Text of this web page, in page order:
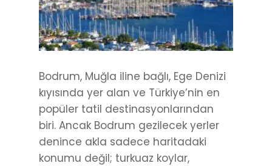
Bodrum, Muğla iline bağlı, Ege Denizi
kıyısında yer alan ve Türkiye’nin en
popüler tatil destinasyonlarından
biri. Ancak Bodrum gezilecek yerler
denince akla sadece haritadaki
konumu değil; turkuaz koylar,